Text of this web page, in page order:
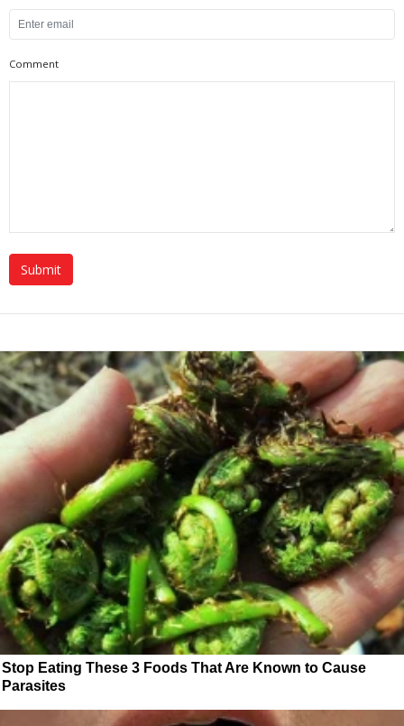
Comment
Stop Eating These 3 Foods That Are Known to Cause
Parasites